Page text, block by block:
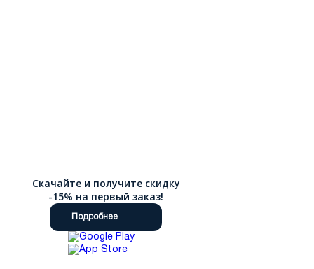
Скачайте и получите скидку
-15% на первый заказ!
Подробнее